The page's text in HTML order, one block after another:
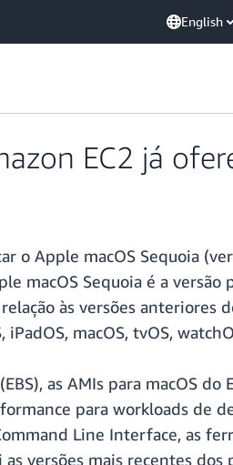
English
EC2 já
o Apple macOS Sequoia
macOS Sequoia é a
às versões anteriores
iPadOS, macOS, tvOS,
as AMIs para macOS
para workloads de
Line Interface, as
as versões mais recentes dos